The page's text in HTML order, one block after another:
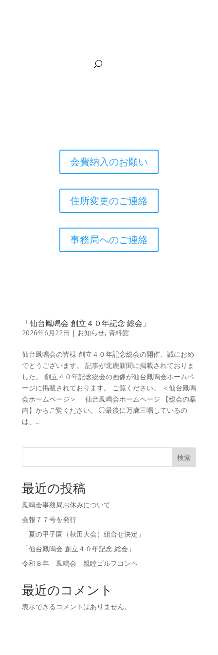
会費納入のお願い
住所変更のご連絡
事務局へのご連絡
「仙台鳳鳴会 創立４０年記念 総会」
2026年6月22日 | お知らせ, 資料館
仙台鳳鳴会の皆様 創立４０年記念総会の開催、誠におめ
でとうございます。 記事が北鹿新聞に掲載されておりま
した。 創立４０年記念総会の画像が仙台鳳鳴会ホームペ
ージに掲載されております。 ご覧ください。 ＜仙台鳳鳴
会ホームページ＞ 仙台鳳鳴会ホームページ 【総会の案
内】からご覧ください。 ◯最後に万歳三唱しているの
は、...
検索
最近の投稿
鳳鳴会事務局お休みについて
会報７７号を発行
「夏の甲子園（秋田大会）組合せ決定」
「仙台鳳鳴会 創立４０年記念 総会」
令和８年 鳳鳴会 親睦ゴルフコンペ
最近のコメント
表示できるコメントはありません。